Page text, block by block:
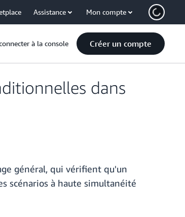
Assistance Mon compte
à la console Créer un compte
dans
général, qui vérifient qu'un
scénarios à haute simultanéité